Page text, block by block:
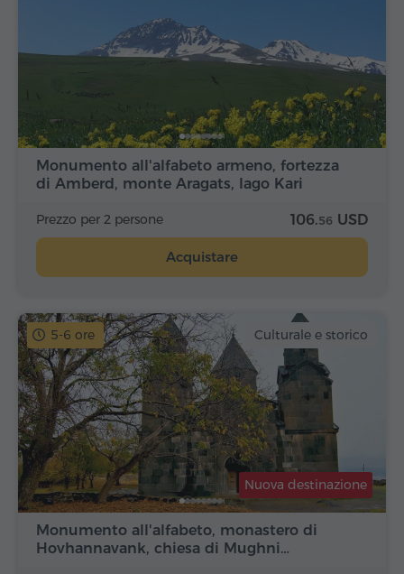
Monumento all'alfabeto armeno, fortezza
di Amberd, monte Aragats, lago Kari
Prezzo per 2 persone 106.56 USD
Acquistare
5-6 ore Culturale e storico
Monumento all'alfabeto, monastero di
Hovhannavank, chiesa di Mughni…
Nuova destinazione